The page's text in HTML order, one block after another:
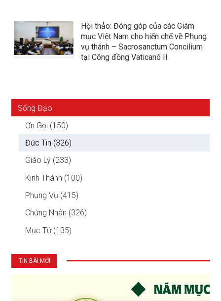
Hội thảo: Đóng góp của các Giám
mục Việt Nam cho hiến chế về Phụng
vụ thánh – Sacrosanctum Concilium
tại Công đồng Vaticanô II
Sống Đạo
Ơn Gọi (150)
Đức Tin (326)
Giáo Lý (233)
Kinh Thánh (100)
Phụng Vụ (415)
Chứng Nhân (326)
Mục Tử (135)
TIN BÀI MỚI